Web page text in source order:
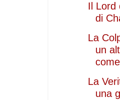
Il Lord
di
La
un
La
una